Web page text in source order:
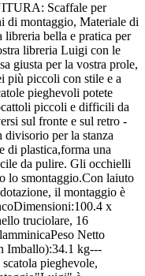
Scaffale per
di montaggio, Materiale di
libreria bella e pratica per
libreria Luigi con le
giusta per la vostra prole,
più piccoli con stile e a
pieghevoli potete
piccoli e difficili da
sul fronte e sul retro -
per la stanza
di plastica,forma una
da pulire. Gli occhielli
lo smontaggio.Con laiuto
il montaggio è
x
truciolare, 16
Netto
Imballo):34.1 kg---
pieghevole,